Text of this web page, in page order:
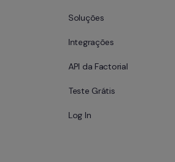
Soluções
Integrações
API da Factorial
Teste Grátis
Log In